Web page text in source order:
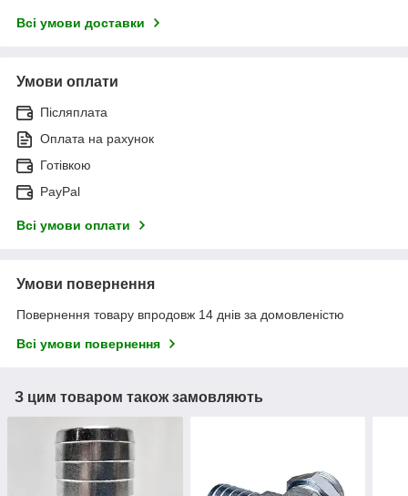
Всі умови доставки
Умови оплати
Післяплата
Оплата на рахунок
Готівкою
PayPal
Всі умови оплати
Умови повернення
Повернення товару впродовж 14 днів за домовленістю
Всі умови повернення
З цим товаром також замовляють